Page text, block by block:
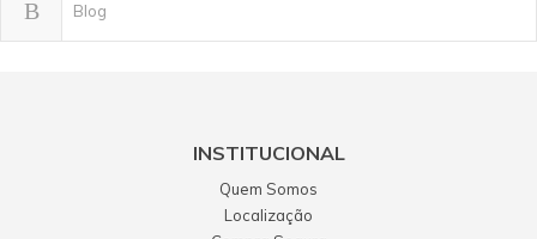
Blog
INSTITUCIONAL
Quem Somos
Localização